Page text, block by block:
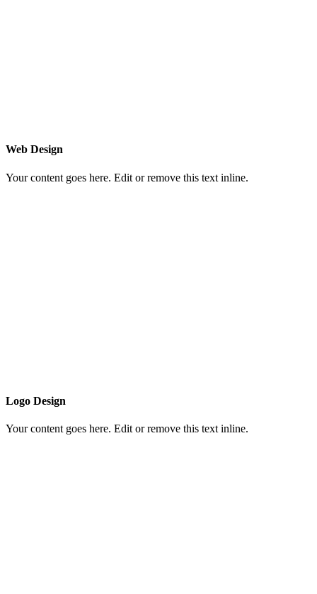
Web Design
Your content goes here. Edit or remove this text inline.
Logo Design
Your content goes here. Edit or remove this text inline.